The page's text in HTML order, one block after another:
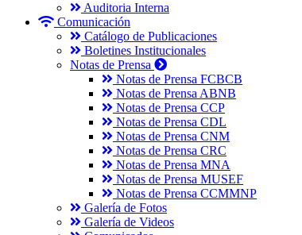
Auditoria Interna
Comunicación
Catálogo de Publicaciones
Boletines Institucionales
Notas de Prensa
Notas de Prensa FCBCB
Notas de Prensa ABNB
Notas de Prensa CCP
Notas de Prensa CDL
Notas de Prensa CNM
Notas de Prensa CRC
Notas de Prensa MNA
Notas de Prensa MUSEF
Notas de Prensa CCMMNP
Galería de Fotos
Galería de Videos